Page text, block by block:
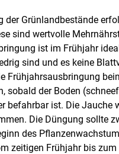
der Grünlandbestände
sind wertvolle
ist im Frühjahr
sind und es keine
Frühjahrsausbringung
sobald der Boden
befahrbar ist. Die Jauche
Die Düngung sollte
des
zeitigen Frühjahr bis